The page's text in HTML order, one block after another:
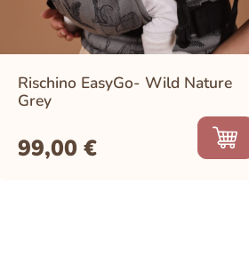
Rischino EasyGo- Wild Nature
Grey
99,00€